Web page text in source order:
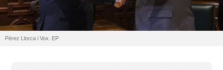
Pérez Llorca i Vox. EP